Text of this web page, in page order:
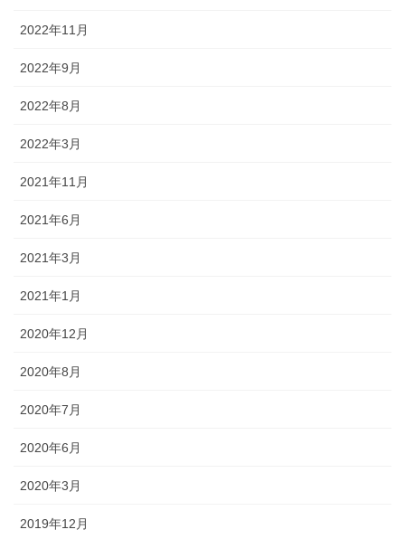
2022年11月
2022年9月
2022年8月
2022年3月
2021年11月
2021年6月
2021年3月
2021年1月
2020年12月
2020年8月
2020年7月
2020年6月
2020年3月
2019年12月